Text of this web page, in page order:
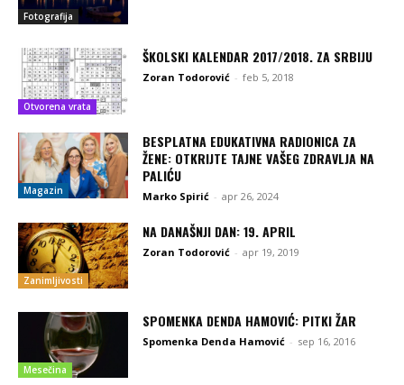
Fotografija
Otvorena vrata
ŠKOLSKI KALENDAR 2017/2018. ZA SRBIJU
Zoran Todorović - feb 5, 2018
Magazin
BESPLATNA EDUKATIVNA RADIONICA ZA
ŽENE: OTKRIJTE TAJNE VAŠEG ZDRAVLJA NA
PALIĆU
Marko Spirić - apr 26, 2024
Zanimljivosti
NA DANAŠNJI DAN: 19. APRIL
Zoran Todorović - apr 19, 2019
Mesečina
SPOMENKA DENDA HAMOVIĆ: PITKI ŽAR
Spomenka Denda Hamović - sep 16, 2016